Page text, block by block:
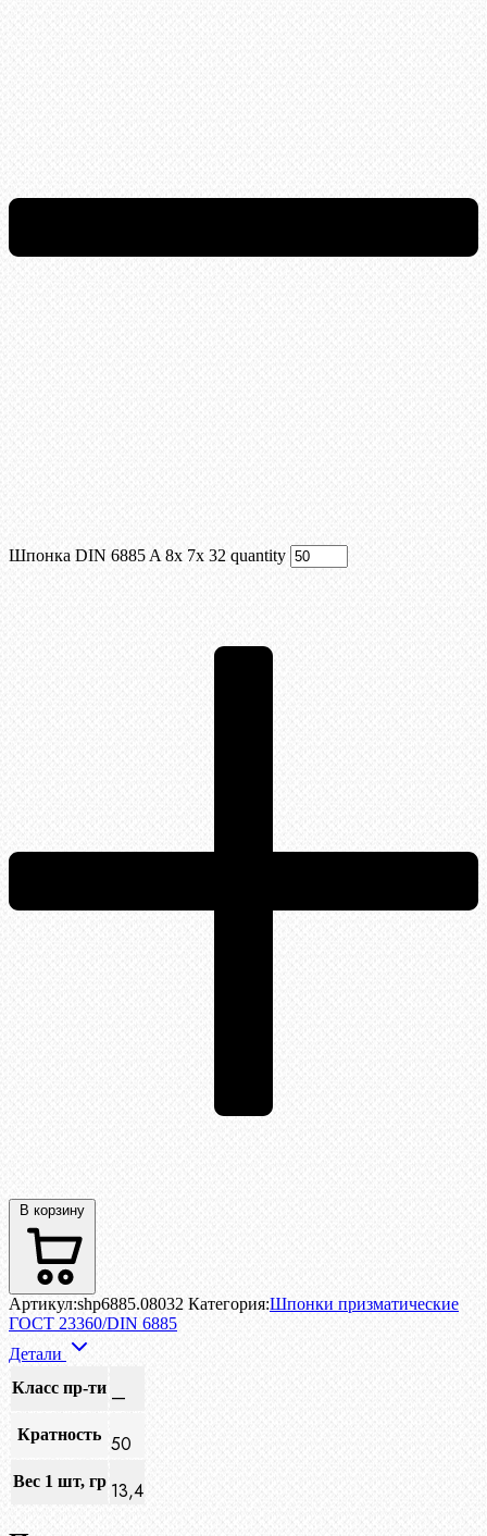
Шпонка DIN 6885 A 8x 7x 32 quantity
В корзину
Артикул:shp6885.08032 Категория:Шпонки призматические
ГОСТ 23360/DIN 6885
Детали
Класс пр-ти —
Кратность 50
Вес 1 шт, гр 13,4